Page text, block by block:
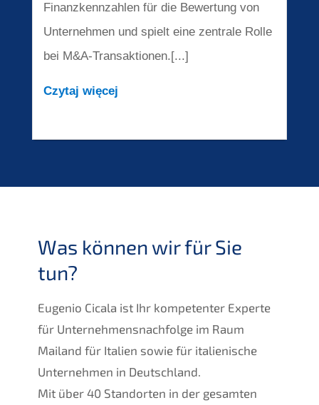
Finanzkennzahlen für die Bewertung von
Unternehmen und spielt eine zentrale Rolle
bei M&A-Transaktionen.[...]
Czytaj więcej
Was können wir für Sie
tun?
Eugenio Cicala ist Ihr kompetenter Experte
für Unternehmensnachfolge im Raum
Mailand für Italien sowie für italienische
Unternehmen in Deutschland.
Mit über 40 Standorten in der gesamten